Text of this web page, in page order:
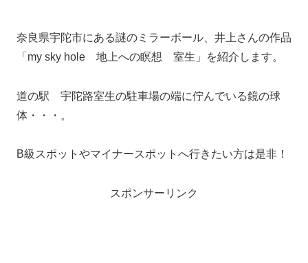
奈良県宇陀市にある謎のミラーボール、井上さんの作品
「my sky hole 地上への瞑想 室生」を紹介します。
道の駅 宇陀路室生の駐車場の端に佇んでいる鏡の球
体・・・。
B級スポットやマイナースポットへ行きたい方は是非！
スポンサーリンク